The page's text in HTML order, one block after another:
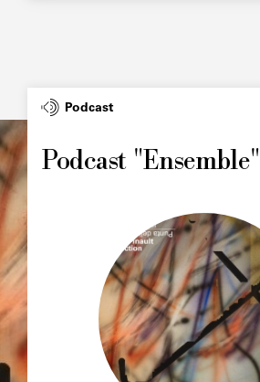
TypePodcast
Podcast "Ensemble"
principale
Image